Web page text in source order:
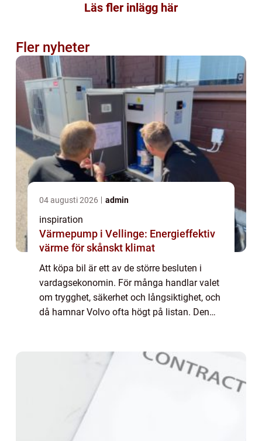
Läs fler inlägg här
Fler nyheter
04 augusti 2026 admin
inspiration
Värmepump i Vellinge: Energieffektiv
värme för skånskt klimat
Att köpa bil är ett av de större besluten i
vardagsekonomin. För många handlar valet
om trygghet, säkerhet och långsiktighet, och
då hamnar Volvo ofta högt på listan. Den